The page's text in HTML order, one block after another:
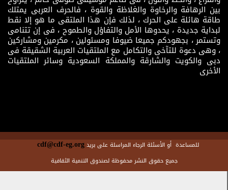
بين الرهافة والرخاوة والغلاظة والقوة ، فالحرف العربى يمتلك
طاقة هائلة على الحرك ، لذلك فإن هذا الملتقى ما هو إلا نقط
لبداية جديدة ، يحدوها الأمل والتفاؤل والطموح ، فى إن تتنامى
وتستمر ، بجهودكم جميعا ضيوفا ومسئولين ، مكرمين ومشاركين
، وهى دعوة للتآخى والتكامل مع الملتقيات العربية الشقيقة فى
دبى والكويت والشارقة والمملكة السعودية وسائر الملتقيات
الأخرى
للمساعدة أو الأسئلة الرجاء المراسلة على بريدcdf@cdf-eg.org
جميع حقوق النشر محفوظة لصندوق التنمية الثقافية